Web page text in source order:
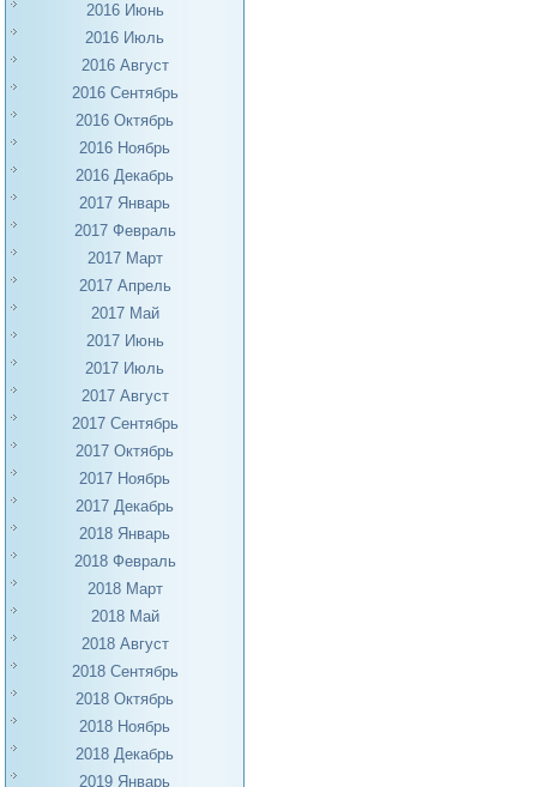
2016 Июнь
2016 Июль
2016 Август
2016 Сентябрь
2016 Октябрь
2016 Ноябрь
2016 Декабрь
2017 Январь
2017 Февраль
2017 Март
2017 Апрель
2017 Май
2017 Июнь
2017 Июль
2017 Август
2017 Сентябрь
2017 Октябрь
2017 Ноябрь
2017 Декабрь
2018 Январь
2018 Февраль
2018 Март
2018 Май
2018 Август
2018 Сентябрь
2018 Октябрь
2018 Ноябрь
2018 Декабрь
2019 Январь